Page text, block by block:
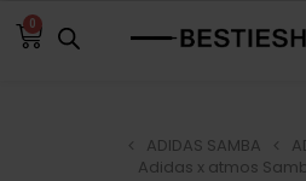
0
ADIDAS SAMBA
Adidas x atmos